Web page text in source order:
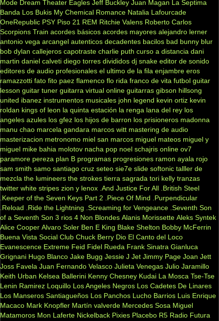
Mode Dream Theater Eagles Jeff Buckley Juan Magan
La Septima
Banda Los Bukis My Chemical Romance Natalia Lafourcade
OneRepublic PSY Piso 21 REM Ritchie Valens Roberto Carlos
Scorpions Train acordes básicos acordes mayores alejandro lerner
antonio vega arcangel autenticos decadentes bacilos bad bunny blur
bob dylan callejeros capotraste charlie puth curso a distancia dani
martin daniel calveti diego torres divididos dj snake editor de sonido
editores de audio profesionales el ultimo de la fila enjambre eros
ramazzotti fato fito paez flamenco flo rida franco de vita futbol guitar
lesson guitar tuner guitarra virtual online guitarras gibson hillsong
united ibanez instrumentos musicales john legend kevin ortiz kevin
roldan kings of leon la quinta estación la renga lana del rey los
angeles azules los gfez los hijos de barron los prisioneros madonna
manu chao marcela gandara marcos witt mastering de audio
masterizacion metronomo miel san marcos miguel mateos miguel y
miguel mike bahia molotov nacha pop noel schajris online ov7
paramore pereza plan B programas progresiones ramon ayala rojo
sam smith samo santiago cruz seteo sie7e slide softonic talller de
mezcla the lumineers the strokes tierra sagrada tori kelly tranzas
twitter white stripes zion y lenox .And Justice For All .British Steel
.Keeper of the Seven Keys Part 2
.Piece Of Mind
.Purpendicular
.Reload
.Ride the Lightning .Screaming for Vengeance .Seventh Son
of a Seventh Son 3 rios 4 Non Blondes Alanis Morissette Aleks Syntek
Alice Cooper Alvaro Soler Ben E King Blake Shelton Bobby McFerrin
Buena Vista Social Club Chuck Berry Dio El Canto del Loco
Evanescence Extreme Feid Fidel Rueda Frank Sinatra Gianluca
Grignani Hugo Blanco Jake Bugg Jessie J Jet Jimmy Page Joan Jett
Joss Favela Juan Fernando Velasco Julieta Venegas Julio Jaramillo
Keith Urban Kelsea Ballerini Kenny Chesney Kudai La Mosca Tse-Tse
Lenin Ramirez Loquillo Los Angeles Negros Los Cadetes De Linares
Los Manseros Santiagueños Los Panchos Lucho Barrios Luis Enrique
Macaco Mark Knopfler Martín valverde Mercedes Sosa Miguel
Matamoros Mon Laferte Nickelback Pixies Placebo R5 Radio Futura